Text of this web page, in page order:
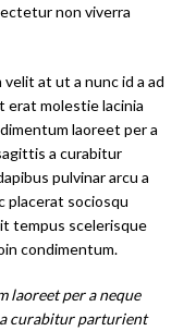
non viverra
at ut a nunc id a ad
erat molestie lacinia
laoreet per a
a curabitur
pulvinar arcu a
placerat sociosqu
tempus scelerisque
condimentum.
laoreet per a neque
curabitur parturient